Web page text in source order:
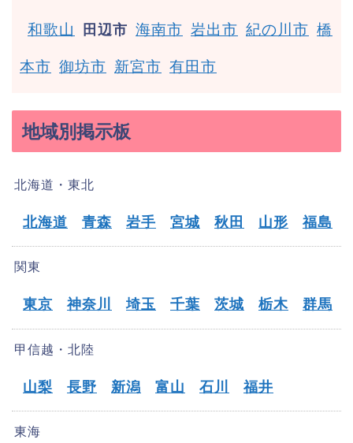
和歌山 田辺市 海南市 岩出市 紀の川市 橋
本市 御坊市 新宮市 有田市
地域別掲示板
北海道・東北
北海道 青森 岩手 宮城 秋田 山形 福島
関東
東京 神奈川 埼玉 千葉 茨城 栃木 群馬
甲信越・北陸
山梨 長野 新潟 富山 石川 福井
東海